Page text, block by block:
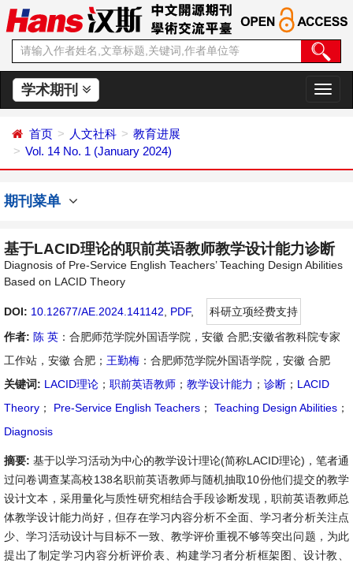
学术期刊
切
换
首页 人文社科
教育进展
Vol. 14 No. 1 (January 2024)
期刊菜单
基于LACID理论的职前英语教师教学设计能力诊断
Diagnosis of Pre-Service English Teachers’ Teaching Design Abilities
Based on LACID Theory
DOI: 10.12677/AE.2024.141142 PDF,
科研立项经费支持
作者: 陈 英 ：合肥师范学院外国语学院，安徽 合肥;安徽省教科院专家
工作站，安徽 合肥； 王勤梅 ：合肥师范学院外国语学院，安徽 合肥
关键词: LACID理论 ； 职前英语教师 ； 教学设计能力 ； 诊断 ； LACID
Theory ； Pre-Service English Teachers ； Teaching Design Abilities ；
Diagnosis
摘要: 基于以学习活动为中心的教学设计理论(简称LACID理论)，笔者通
过问卷调查某高校138名职前英语教师与随机抽取10份他们提交的教学
设计文本，采用量化与质性研究相结合手段诊断发现，职前英语教师总
体教学设计能力尚好，但存在学习内容分析不全面、学习者分析关注点
少、学习活动设计与目标不一致、教学评价重视不够等突出问题，为此
提出了制定学习内容分析评价表、构建学习者分析框架图、设计教、